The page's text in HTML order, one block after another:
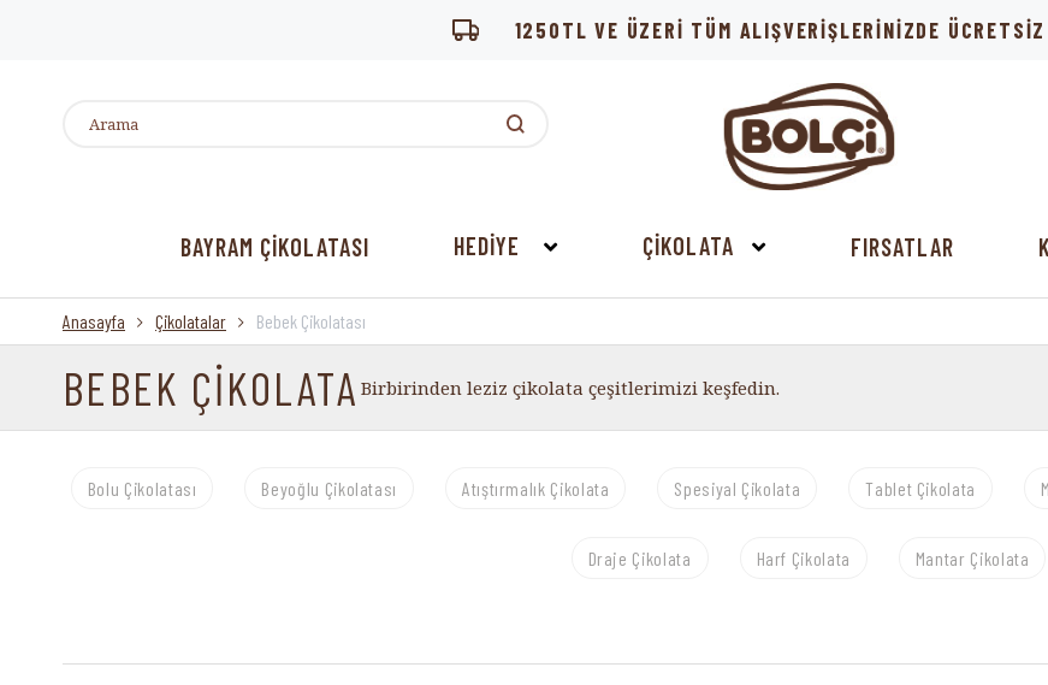
1250TL VE ÜZERİ TÜM ALIŞVERİŞLERİNİZDE
BAYRAM ÇİKOLATASI HEDİYE ÇİKOLATA FIRSATLAR
Anasayfa Çikolatalar Bebek Çikolatası
BEBEK ÇİKOLATA Birbirinden leziz çikolata çeşitlerimizi keşfedin.
Bolu Çikolatası Beyoğlu Çikolatası Atıştırmalık Çikolata Spesiyal Çikolata Tablet Çikolata
Draje Çikolata Harf Çikolata Mantar Çikolata